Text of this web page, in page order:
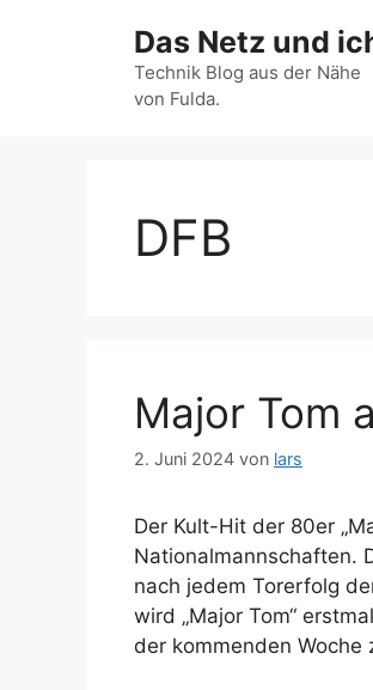
Das Netz und
Technik Blog aus der Nähe
von Fulda.
DFB
Major Tom
2. Juni 2024 von lars
Der Kult-Hit der 80er
Nationalmannschaften.
nach jedem Torerfolg
wird „Major Tom“
der kommenden